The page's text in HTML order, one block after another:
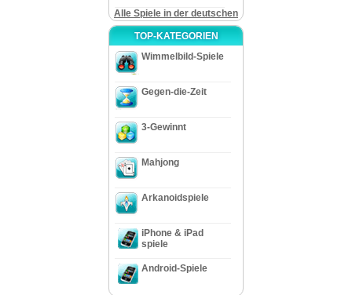
Alle Spiele in der deutschen
TOP-KATEGORIEN
Wimmelbild-Spiele
Gegen-die-Zeit
3-Gewinnt
Mahjong
Arkanoidspiele
iPhone & iPad
spiele
Android-Spiele